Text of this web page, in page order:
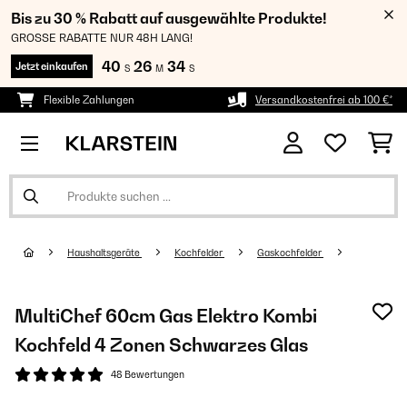
Bis zu 30 % Rabatt auf ausgewählte Produkte!
GROSSE RABATTE NUR 48H LANG!
Jetzt einkaufen 40 S 26 M 33 S
Flexible Zahlungen Versandkostenfrei ab 100 €*
Haushaltsgeräte Kochfelder Gaskochfelder
MultiChef 60cm Gas Elektro Kombi
Kochfeld​ 4 Zonen Schwarzes Glas
48 Bewertungen